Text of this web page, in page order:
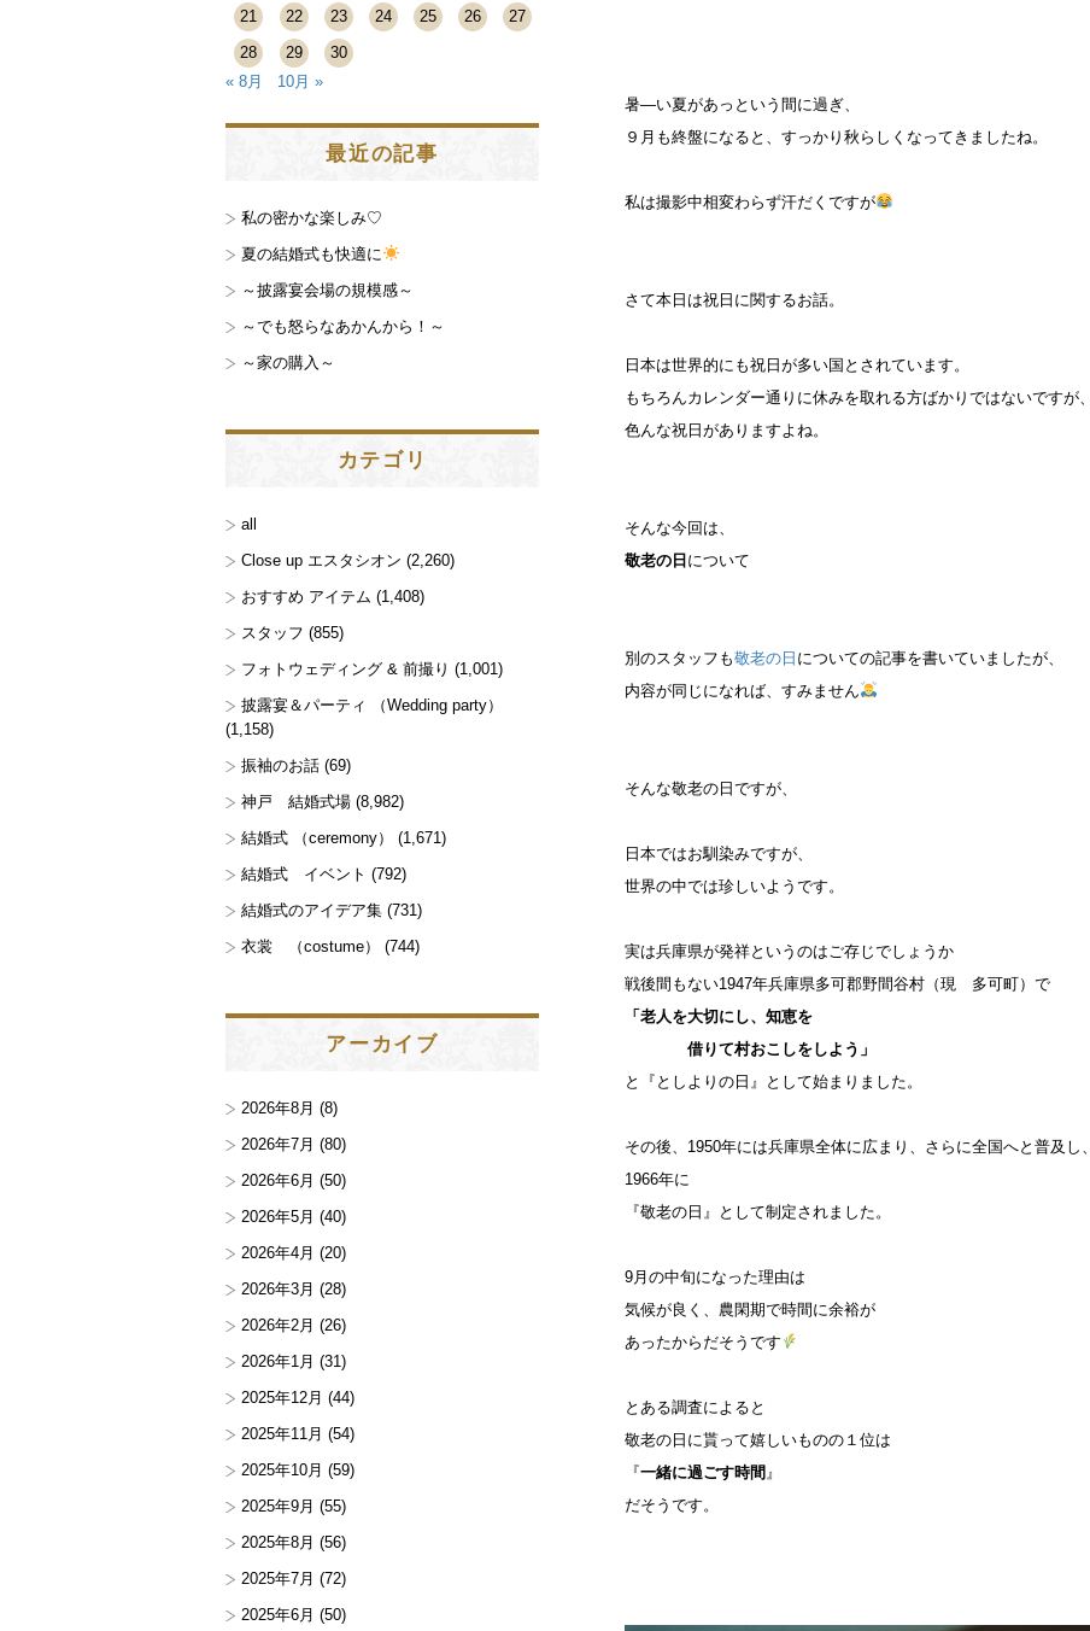
暑―い夏があっという間に過ぎ、
９月も終盤になると、すっかり秋らしくなってきましたね。
私は撮影中相変わらず汗だくですが
さて本日は祝日に関するお話。
日本は世界的にも祝日が多い国とされています。
もちろんカレンダー通りに休みを取れる方ばかりではないですが、
色んな祝日がありますよね。
そんな今回は、
敬老の日について
別のスタッフも敬老の日 についての記事を書いていましたが、
内容が同じになれば、すみません
そんな敬老の日ですが、
日本ではお馴染みですが、
世界の中では珍しいようです。
実は兵庫県が発祥というのはご存じでしょうか
戦後間もない1947年兵庫県多可郡野間谷村（現 多可町）で
「老人を大切にし、知恵を
借りて村おこしをしよう」
と『としよりの日』として始まりました。
その後、1950年には兵庫県全体に広まり、さらに全国へと普及し、
1966年に
『敬老の日』として制定されました。
9月の中旬になった理由は
気候が良く、農閑期で時間に余裕が
あったからだそうです
とある調査によると
敬老の日に貰って嬉しいものの１位は
『一緒に過ごす時間 』
だそうです。
21
22 23 24 25 26
27
28
29
30
« 8月
10月 »
最近の記事
私の密かな楽しみ♡
夏の結婚式も快適に
～披露宴会場の規模感～
～でも怒らなあかんから！～
～家の購入～
カテゴリ
all
Close up エスタシオン (2,260)
おすすめ アイテム (1,408)
スタッフ (855)
フォトウェディング & 前撮り (1,001)
披露宴＆パーティ （Wedding party）
(1,158)
振袖のお話 (69)
神戸 結婚式場 (8,982)
結婚式 （ceremony）
(1,671)
結婚式 イベント (792)
結婚式のアイデア集 (731)
衣裳 （costume）
(744)
アーカイブ
2026年8月 (8)
2026年7月 (80)
2026年6月 (50)
2026年5月 (40)
2026年4月 (20)
2026年3月 (28)
2026年2月 (26)
2026年1月 (31)
2025年12月 (44)
2025年11月 (54)
2025年10月 (59)
2025年9月 (55)
2025年8月 (56)
2025年7月 (72)
2025年6月 (50)